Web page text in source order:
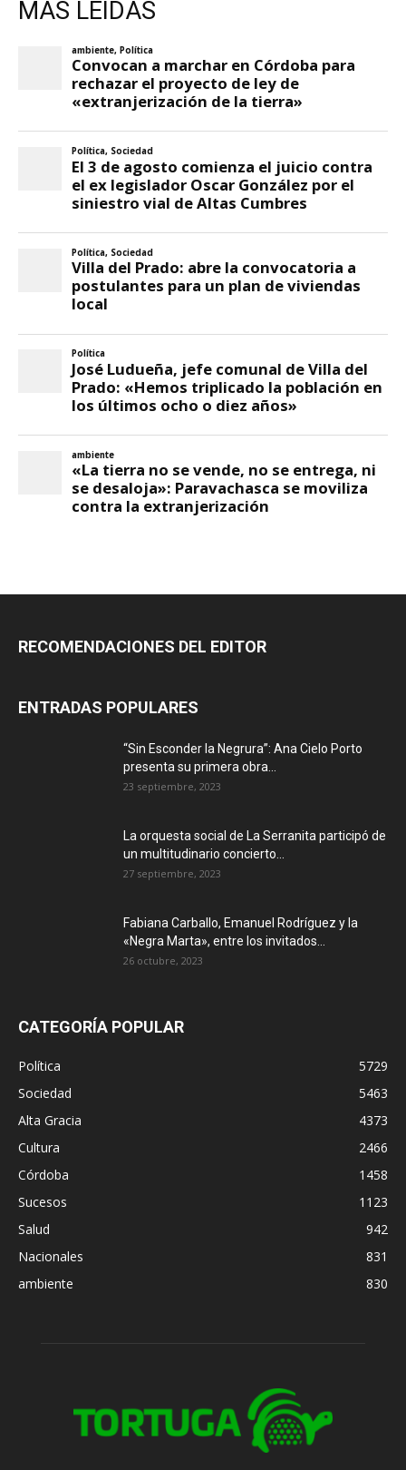
MÁS LEIDAS
RECOMENDACIONES DEL EDITOR
ENTRADAS POPULARES
“Sin Esconder la Negrura”: Ana Cielo Porto
presenta su primera obra...
23 septiembre, 2023
La orquesta social de La Serranita participó de
un multitudinario concierto...
27 septiembre, 2023
Fabiana Carballo, Emanuel Rodríguez y la
«Negra Marta», entre los invitados...
26 octubre, 2023
CATEGORÍA POPULAR
Política
5729
Sociedad
5463
Alta Gracia
4373
Cultura
2466
Córdoba
1458
Sucesos
1123
Salud
942
Nacionales
831
ambiente
830